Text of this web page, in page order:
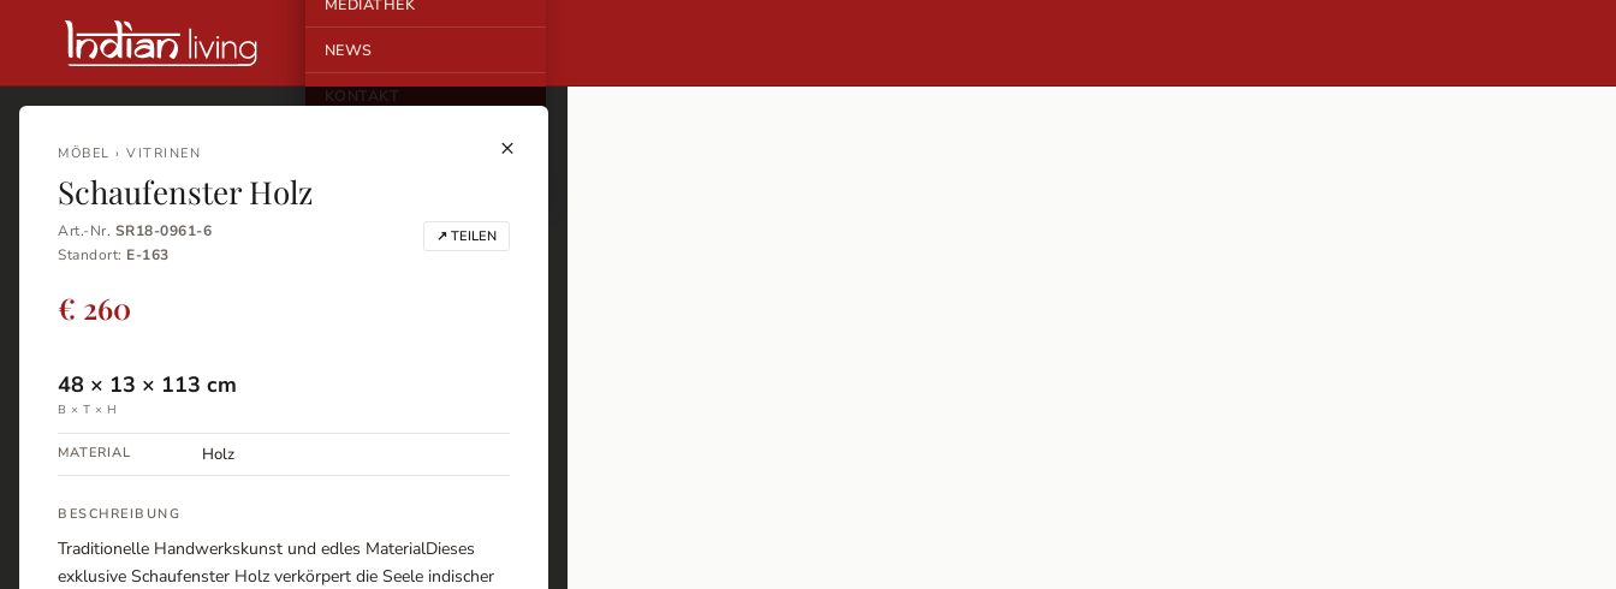
MEDIATHEK
NEWS
KONTAKT
×
MÖBEL › VITRINEN
Schaufenster Holz
Art.-Nr. SR18-0961-6
Standort: E-163
↗ TEILEN
€ 260
48 × 13 × 113 cm
B × T × H
MATERIAL Holz
BESCHREIBUNG
Traditionelle Handwerkskunst und edles MaterialDieses
exklusive Schaufenster Holz verkörpert die Seele indischer